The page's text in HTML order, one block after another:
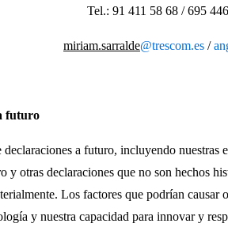
91 411 58 68 / 695 446
miriam.sarralde@trescom.es /
futuro
a futuro, incluyendo
y otras declaraciones que no son hechos
Los factores que podrían
y nuestra capacidad para innovar y